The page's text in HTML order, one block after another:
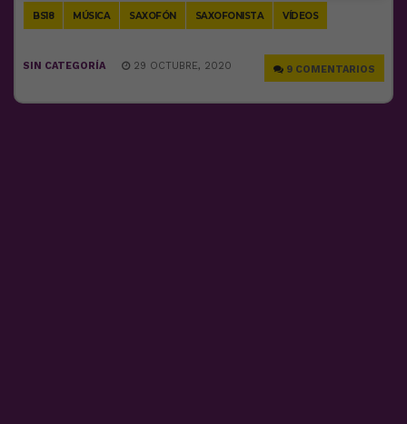
BS18 MÚSICA SAXOFÓN SAXOFONISTA VÍDEOS
9 COMENTARIOS
SIN CATEGORÍA 29 OCTUBRE, 2020